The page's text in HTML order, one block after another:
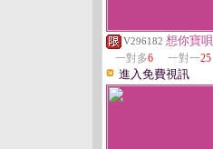
V296182 想你寶唄
一對多6 一對一25
進入免費視訊